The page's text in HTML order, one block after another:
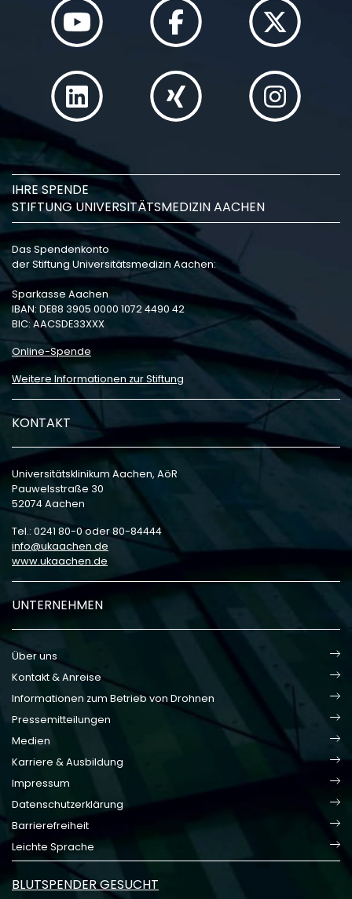
IHRE SPENDE
STIFTUNG UNIVERSITÄTSMEDIZIN AACHEN
Das Spendenkonto
der Stiftung Universitätsmedizin Aachen:
Sparkasse Aachen
IBAN: DE88 3905 0000 1072 4490 42
BIC: AACSDE33XXX
Online-Spende
Weitere Informationen zur Stiftung
KONTAKT
Universitätsklinikum Aachen, AöR
Pauwelsstraße 30
52074 Aachen
Tel.: 0241 80-0 oder 80-84444
info
ukaachen de
www.ukaachen.de
UNTERNEHMEN
Über uns
Kontakt & Anreise
Informationen zum Betrieb von Drohnen
Pressemitteilungen
Medien
Karriere & Ausbildung
Impressum
Datenschutzerklärung
Barrierefreiheit
Leichte Sprache
BLUTSPENDER GESUCHT